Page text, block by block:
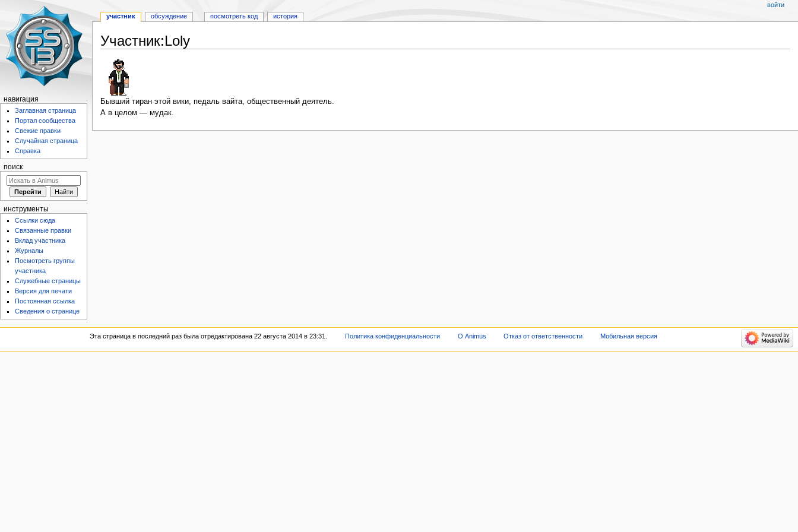
Участник:Loly
Перейти
навигации
Перейти
поиску
Бывший тиран этой вики, педаль вайта, общественный деятель.
А в целом — мудак.
участник обсуждение посмотреть код история
войти
навигация
Заглавная страница
Портал сообщества
Свежие правки
Случайная страница
Справка
поиск
инструменты
Ссылки сюда
Связанные правки
Вклад участника
Журналы
Посмотреть группы
участника
Служебные страницы
Версия для печати
Постоянная ссылка
Сведения о странице
Эта страница в последний раз была отредактирована 22 августа 2014 в 23:31. Политика конфиденциальности О Animus Отказ от ответственности Мобильная версия